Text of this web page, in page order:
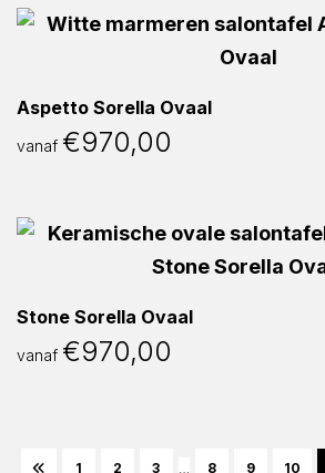
Aspetto Sorella Ovaal
vanaf €970,00
Stone Sorella Ovaal
vanaf €970,00
1 2 3 … 8 9 10